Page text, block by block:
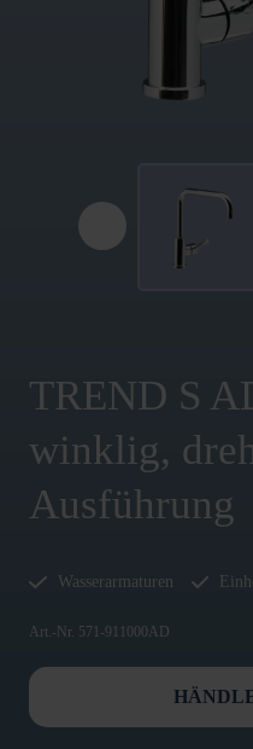
TREND S
winklig,
Ausführung
Wasserarmaturen
Art.-Nr. 571-911000AD